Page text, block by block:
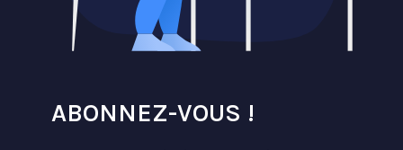
ABONNEZ-VOUS !